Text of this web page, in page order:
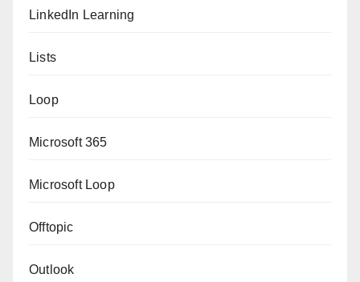
LinkedIn Learning
Lists
Loop
Microsoft 365
Microsoft Loop
Offtopic
Outlook